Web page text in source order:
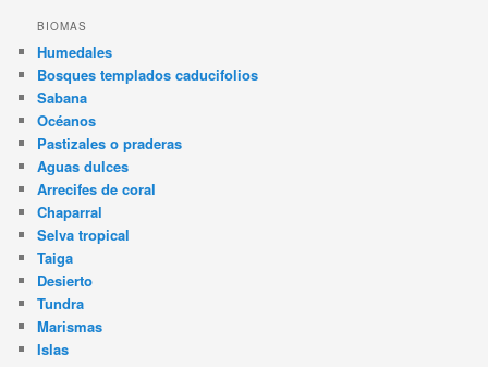
BIOMAS
Humedales
Bosques templados caducifolios
Sabana
Océanos
Pastizales o praderas
Aguas dulces
Arrecifes de coral
Chaparral
Selva tropical
Taiga
Desierto
Tundra
Marismas
Islas